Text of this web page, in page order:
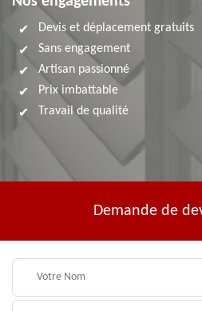
Devis et déplacement gratuits
Sans engagement
Artisan passionné
Prix imbattable
Travail de qualité
Demande de